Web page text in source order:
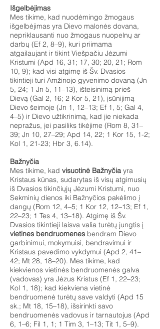
Išgelbėjimas
Mes tikime, kad nuodėmingo žmogaus
išgelbėjimas yra Dievo malonės dovana,
nepriklausanti nuo žmogaus nuopelnų ar
darbų (Ef 2, 8–9), kuri priimama
atgailaujant ir tikint Viešpačiu Jėzumi
Kristumi (Apd 16, 31; 17, 30; 20, 21; Rom
10, 9); kad visi atgimę iš Šv. Dvasios
tikintieji turi Amžinojo gyvenimo dovaną (Jn
5, 24; 1 Jn 5, 11–13), išteisinimą prieš
Dievą (Gal 2, 16; 2 Kor 5, 21), įsūnijimą
Dievo šeimoje (Jn 1, 12–13; Ef 1, 5; Gal 4,
4–5) ir Dievo užtikrinimą, kad jie niekada
nepražus, jei pasiliks tikėjime (Rom 8, 31–
39; Jn 10, 27–29; Apd 14, 22; 1 Kor 15, 1-2;
Kol 1, 21-23; Hbr 3, 6.14).
Bažnyčia
Mes tikime, kad visuotinė Bažnyčia yra
Kristaus kūnas, sudarytas iš visų atgimusių
iš Dvasios tikinčiųjų Jėzumi Kristumi, nuo
Sekminių dienos iki Bažnyčios pakėlimo į
dangų (Rom 12, 4–5; 1 Kor 12, 12–13; Ef 1,
22–23; 1 Tes 4, 13–18). Atgimę iš Šv.
Dvasios tikintieji laisva valia turėtų jungtis į
vietines bendruomenes bendram Dievo
garbinimui, mokymuisi, bendravimui ir
Kristaus pavedimo vykdymui (Apd 2, 41–
42; Mt 28, 18–20). Mes tikime, kad
kiekvienos vietinės bendruomenės galva
(vadovas) yra Jėzus Kristus (Ef 1, 22–23;
Kol 1, 18); kad kiekviena vietinė
bendruomenė turėtų save valdyti (Apd 15
sk.; Mt 18, 15–18), išsirinkti savo
bendruomenės vadovus ir tarnautojus (Apd
6, 1–6; Fil 1, 1; 1 Tim 3, 1–13; Tit 1, 5–9).